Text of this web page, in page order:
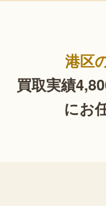
港区
買取実績
にお